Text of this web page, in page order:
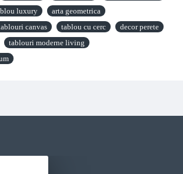
luxury
arta geometrica
canvas tablou cu cerc
decor perete
tablouri moderne living